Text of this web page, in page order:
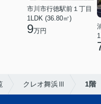
市川市行徳駅前１丁目
1LDK (36.80㎡)
9万円
クレオ舞浜Ⅲ 1階